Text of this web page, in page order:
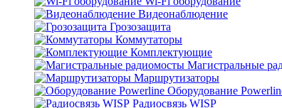
Видеонаблюдение
Грозозащита
Коммутаторы
Комплектующие
Магистральные
Маршрутизаторы
Оборудование
Радиосвязь WISP